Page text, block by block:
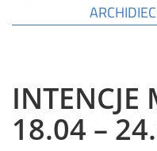
INTENCJE
18.04 –